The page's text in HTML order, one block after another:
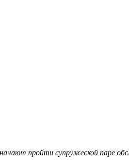
пройти супружеской паре